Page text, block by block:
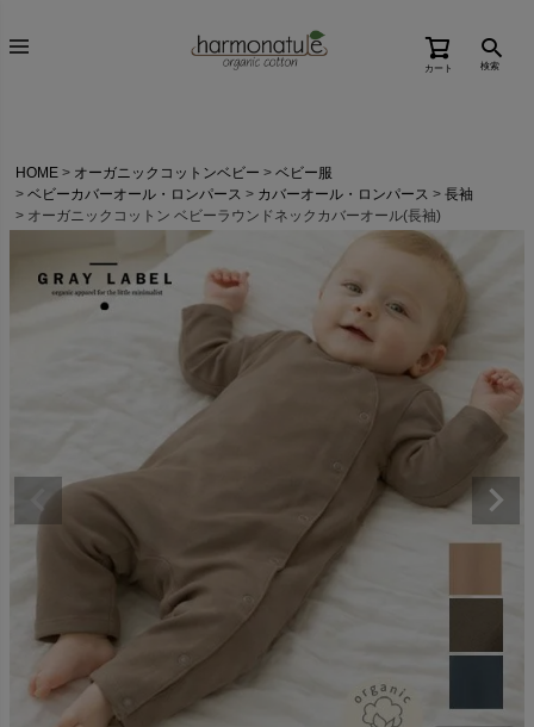
カート 検索
HOME オーガニックコットンベビー
ベビー服
ベビーカバーオール・ロンパース
カバーオール・ロンパース
長袖
オーガニックコットン ベビーラウンドネックカバーオール(長袖)